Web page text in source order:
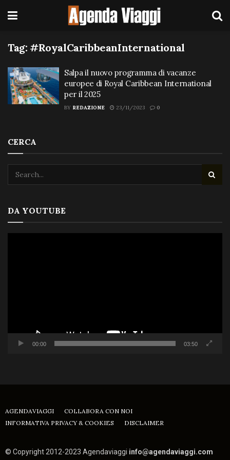
Tag: #RoyalCaribbeanInternational
Salpa il nuovo programma di vacanze
europee di Royal Caribbean International
per il 2025
BY REDAZIONE 23/11/2023 0
CERCA
DA YOUTUBE
00:00 03:50
AGENDAVIAGGI
COLLABORA CON NOI
INFORMATIVA PRIVACY & COOKIES
DISCLAIMER
© Copyright 2012-2023 Agendaviaggi info@agendaviaggi.com